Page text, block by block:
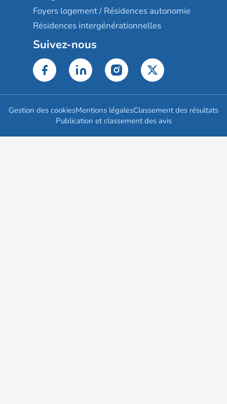
Foyers logement / Résidences autonomie
Résidences intergénérationnelles
Suivez-nous
Gestion des cookiesMentions légalesClassement des résultats
Publication et classement des avis